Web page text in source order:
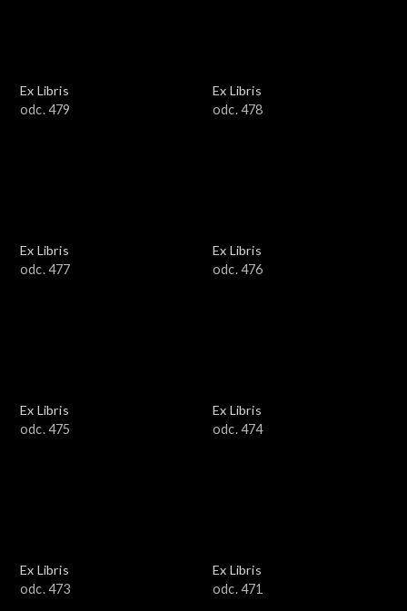
Ex Libris
odc. 479
Ex Libris
odc. 478
Ex Libris
odc. 477
Ex Libris
odc. 476
Ex Libris
odc. 475
Ex Libris
odc. 474
Ex Libris
odc. 473
Ex Libris
odc. 471